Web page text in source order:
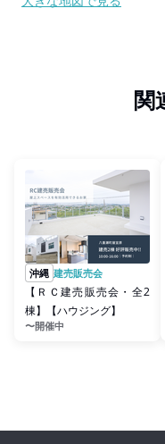
関
沖縄 建売販売会
【ＲＣ建売販売会・全2
棟】【ハウジング】
〜開催中